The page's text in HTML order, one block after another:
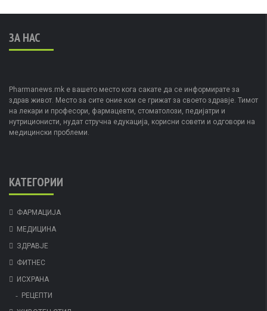
ЗА НАС
Pharmanews.mk е вашето место кога сакате да се информирате за
здрав живот. Место за сите оние кои се грижат за своето здравје. Тимот
на лекари и професори, фармацевти, стоматолози, педијатри и
нутриционисти, нудат стручна едукација, корисни совети и одговори на
медицински проблеми.
КАТЕГОРИИ
ФАРМАЦИЈА
МЕДИЦИНА
ЗДРАВЈЕ
ФИТНЕС
ИСХРАНА
РЕЦЕПТИ